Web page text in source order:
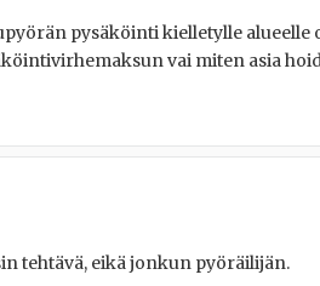
pysäköinti kielletylle alueelle
vai miten asia
tehtävä, eikä jonkun pyöräilijän.